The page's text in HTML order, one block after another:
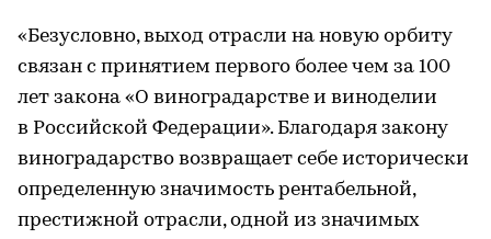
«Безусловно, выход отрасли на новую орбиту
связан с принятием первого более чем за 100
лет закона «О виноградарстве и виноделии
в Российской Федерации». Благодаря закону
виноградарство возвращает себе исторически
определенную значимость рентабельной,
престижной отрасли, одной из значимых